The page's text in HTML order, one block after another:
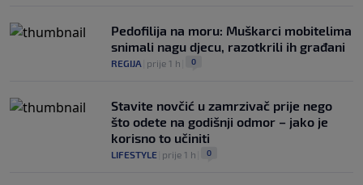
Pedofilija na moru: Muškarci mobitelima
snimali nagu djecu, razotkrili ih građani
REGIJA prije 1 h 0
Stavite novčić u zamrzivač prije nego
što odete na godišnji odmor – jako je
korisno to učiniti
LIFESTYLE prije 1 h 0